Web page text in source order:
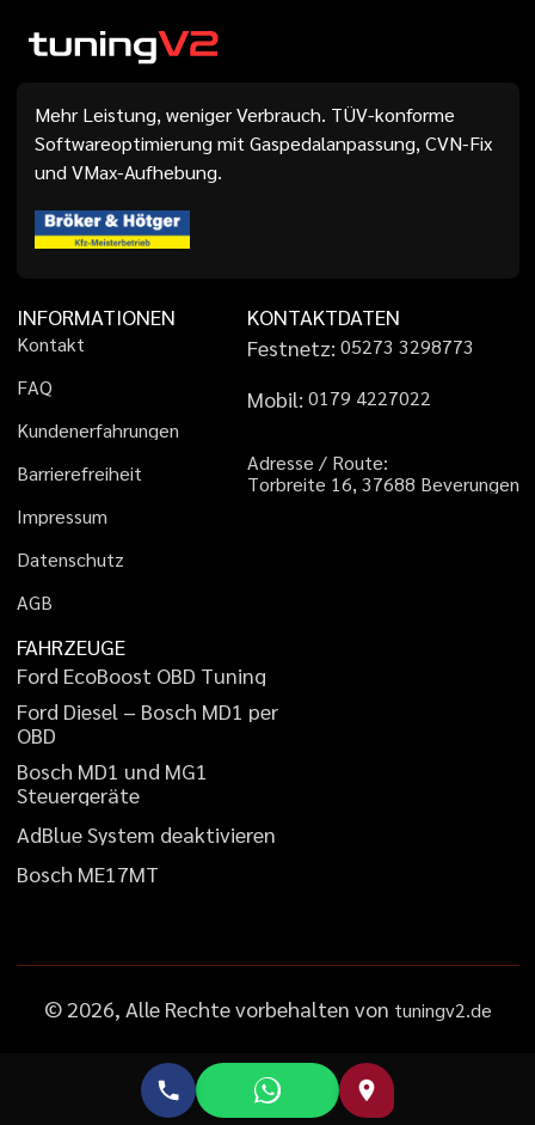
Mehr Leistung, weniger Verbrauch. TÜV-konforme
Softwareoptimierung mit Gaspedalanpassung, CVN-Fix
und VMax-Aufhebung.
INFORMATIONEN
Kontakt
FAQ
Kundenerfahrungen
Barrierefreiheit
Impressum
Datenschutz
AGB
KONTAKTDATEN
Festnetz: 05273 3298773
Mobil: 01 79 4227022
Adresse / Route:
Torbreite 16, 37688 Beverungen
FAHRZEUGE
Ford EcoBoost OBD Tuning
Ford Diesel – Bosch MD1 per
OBD
Bosch MD1 und MG1
Steuergeräte
AdBlueSystem deaktivieren
Bosch ME17MT
© 2026, Alle Rechte vorbehalten von tuningv2.de